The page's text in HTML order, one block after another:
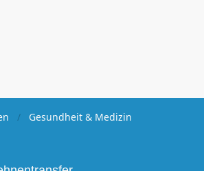
Gesundheit & Medizin